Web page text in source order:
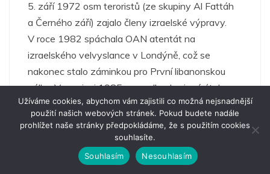
Užíváme cookies, abychom vám zajistili co možná nejsnadnější
použití našich webových stránek. Pokud budete nadále
prohlížet naše stránky předpokládáme, že s použitím cookies
souhlasíte.
Souhlasím
Nesouhlasím